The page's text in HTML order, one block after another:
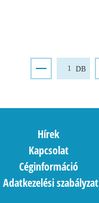
DB
Hírek
Kapcsolat
Céginformáció
Adatkezelési szabályzat